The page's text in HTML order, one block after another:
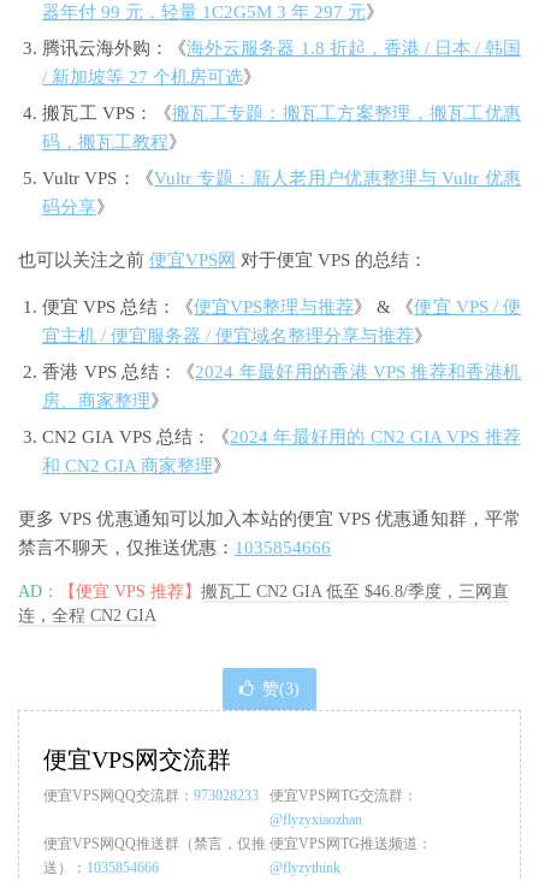
器年付 99 元，轻量 1C2G5M 3 年 297 元》
腾讯云海外购：《海外云服务器 1.8 折起，香港 / 日本 / 韩国
/ 新加坡等 27 个机房可选》
搬瓦工 VPS：《搬瓦工专题：搬瓦工方案整理，搬瓦工优惠
码，搬瓦工教程》
Vultr VPS：《Vultr 专题：新人老用户优惠整理与 Vultr 优惠
码分享》
也可以关注之前 便宜VPS网 对于便宜 VPS 的总结：
便宜 VPS 总结：《便宜VPS整理与推荐》 & 《便宜 VPS / 便
宜主机 / 便宜服务器 / 便宜域名整理分享与推荐》
香港 VPS 总结：《2024 年最好用的香港 VPS 推荐和香港机
房、商家整理》
CN2 GIA VPS 总结：《2024 年最好用的 CN2 GIA VPS 推荐
和 CN2 GIA 商家整理》
更多 VPS 优惠通知可以加入本站的便宜 VPS 优惠通知群，平常
禁言不聊天，仅推送优惠： 1035854666
AD： 【便宜 VPS 推荐】 搬瓦工 CN2 GIA 低至 $46.8/季度，三网直
连，全程 CN2 GIA
赞(3)
便宜VPS网交流群
便宜VPS网QQ交流群： 973028233
便宜VPS网TG交流群：
@flyzyxiaozhan
便宜VPS网QQ推送群（禁言，仅推
送）： 1035854666
便宜VPS网TG推送频道：
@flyzythink